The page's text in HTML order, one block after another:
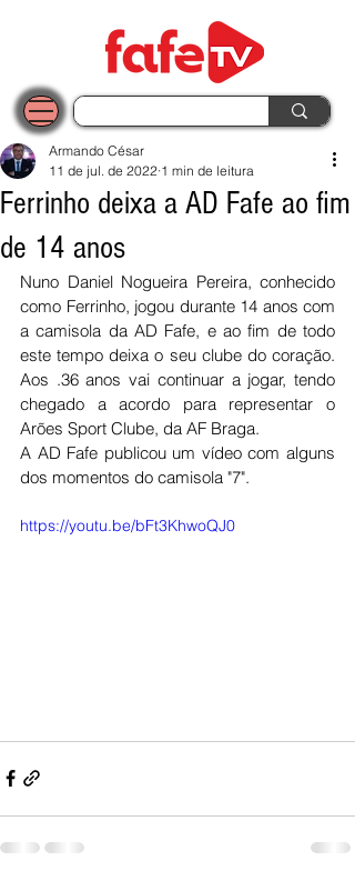
Ferrinho deixa a AD Fafe ao fim
de 14 anos
Armando César
11 de jul. de 2022 1 min de leitura
Nuno Daniel Nogueira Pereira, conhecido
como Ferrinho, jogou durante 14 anos com
a camisola da AD Fafe, e ao fim de todo
este tempo deixa o seu clube do coração.
Aos .36 anos vai continuar a jogar, tendo
chegado a acordo para representar o
Arões Sport Clube, da AF Braga.
A AD Fafe publicou um vídeo com alguns
dos momentos do camisola "7".
https://youtu.be/bFt3KhwoQJ0